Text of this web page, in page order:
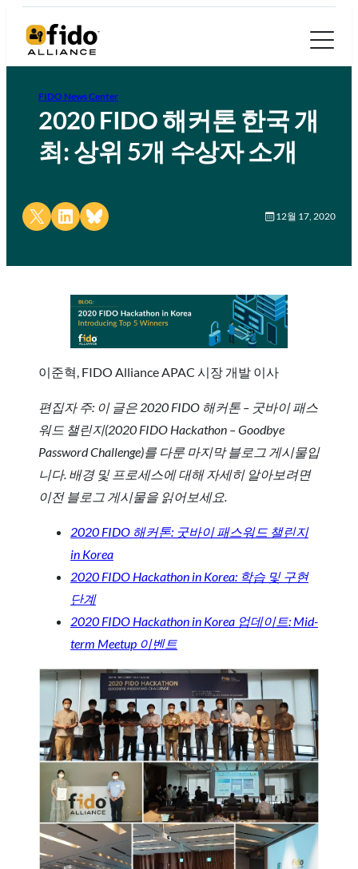
FIDO News Center
2020 FIDO 해커톤 한국 개
최: 상위 5개 수상자 소개
Share on X Share on LinkedIn
Share on Bluesky 12월 17, 2020
이준혁, FIDO Alliance APAC 시장 개발 이사
편집자 주: 이 글은 2020 FIDO 해커톤 – 굿바이 패스
워드 챌린지(2020 FIDO Hackathon – Goodbye
Password Challenge)를 다룬 마지막 블로그 게시물입
니다. 배경 및 프로세스에 대해 자세히 알아보려면
이전 블로그 게시물을 읽어보세요.
2020 FIDO 해커톤: 굿바이 패스워드 챌린지
in Korea
2020 FIDO Hackathon in Korea: 학습 및 구현
단계
2020 FIDO Hackathon in Korea 업데이트: Mid-
term Meetup 이벤트